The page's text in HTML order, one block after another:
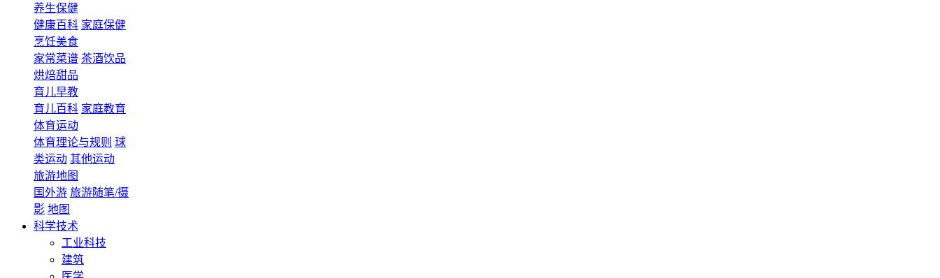
养生保健
健康百科 家庭保健
烹饪美食
家常菜谱 茶酒饮品
烘焙甜品
育儿早教
育儿百科 家庭教育
体育运动
体育理论与规则 球
类运动 其他运动
旅游地图
国外游 旅游随笔/摄
影 地图
科学技术
工业科技
建筑